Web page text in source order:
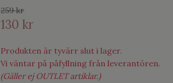
259 kr
130 kr
Produkten är tyvärr slut i lager.
Vi väntar på påfyllning från leverantören.
(Gäller ej OUTLET artiklar.)